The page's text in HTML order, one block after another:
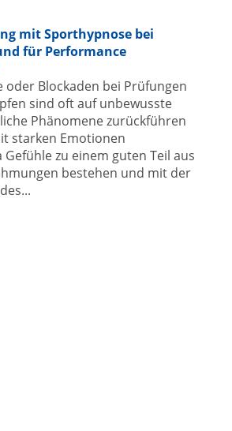
mit Sporthypnose bei
für Performance
Blockaden bei Prüfungen
sind oft auf unbewusste
Phänomene zurückführen
starken Emotionen
zu einem guten Teil aus
bestehen und mit der